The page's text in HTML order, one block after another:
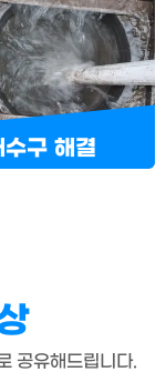
수구 해결
공유해드립니다.